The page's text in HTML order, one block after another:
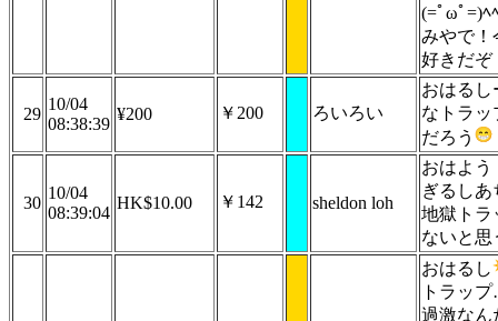
(=ﾟωﾟ=)ﾍ
みやで！
好きだぞ
29
10/04
08:38:39
¥200 ￥200 ろいろい
おはるし
なトラッ
だろう
30
10/04
08:39:04
HK$10.00 ￥142 sheldon loh
おはよう
ぎるしあ
地獄トラ
ないと思
おはるし
トラッ
過激なん